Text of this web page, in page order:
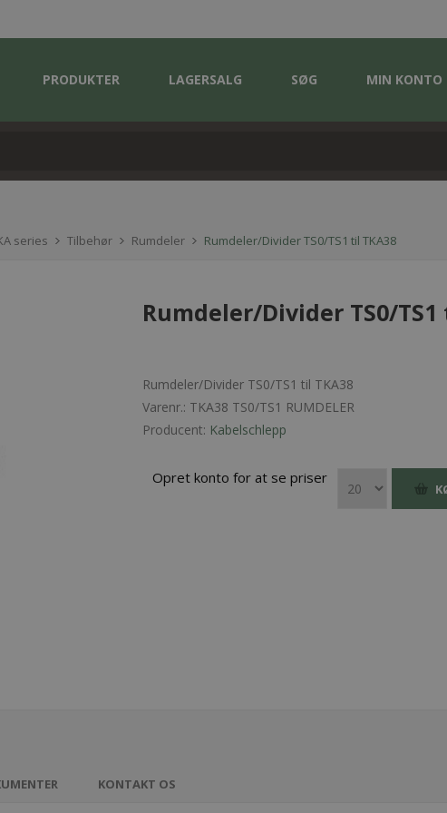
PRODUKTER LAGERSALG SØG MIN KONTO
series Tilbehør Rumdeler Rumdeler/Divider TS0/TS1 til TKA38
Rumdeler/Divider TS0/TS1
Rumdeler/Divider TS0/TS1 til TKA38
Varenr.: TKA38 TS0/TS1 RUMDELER
Producent: Kabelschlepp
Opret konto for at se priser
KONTAKT OS